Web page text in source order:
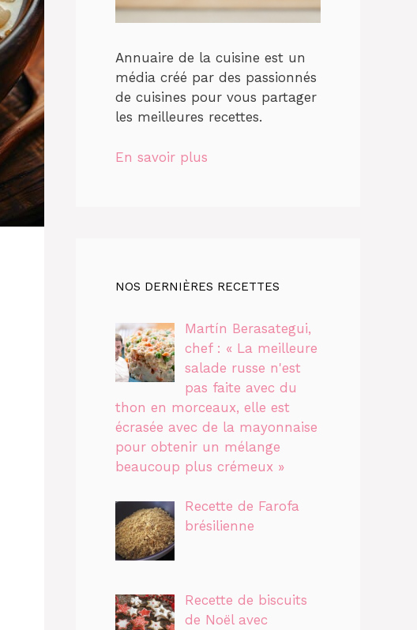
Annuaire de la cuisine est un
média créé par des passionnés
de cuisines pour vous partager
les meilleures recettes.
En savoir plus
NOS DERNIÈRES RECETTES
Martín Berasategui,
chef : « La meilleure
salade russe n'est
pas faite avec du
thon en morceaux, elle est
écrasée avec de la mayonnaise
pour obtenir un mélange
beaucoup plus crémeux »
Recette de Farofa
brésilienne
Recette de biscuits
de Noël avec